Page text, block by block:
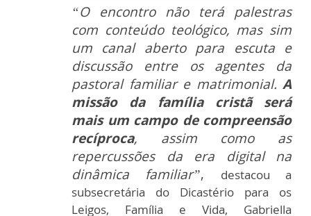
“O encontro não terá palestras
com conteúdo teológico, mas sim
um canal aberto para escuta e
discussão entre os agentes da
pastoral familiar e matrimonial. A
missão da família cristã será
mais um campo de compreensão
recíproca, assim como as
repercussões da era digital na
dinâmica familiar”,
destacou a
subsecretária do Dicastério para os
Leigos, Família e Vida, Gabriella